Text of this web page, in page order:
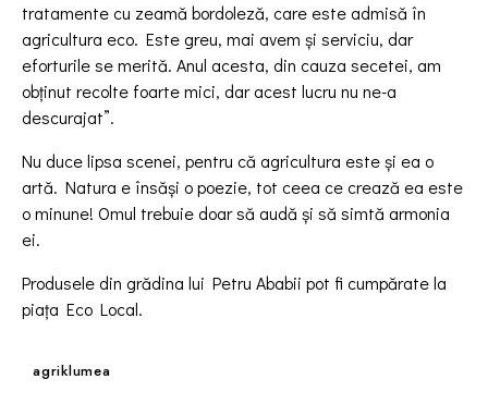
tratamente cu zeamă bordoleză, care este admisă în
agricultura eco. Este greu, mai avem și serviciu, dar
eforturile se merită. Anul acesta, din cauza secetei, am
obținut recolte foarte mici, dar acest lucru nu ne-a
descurajat”.
Nu duce lipsa scenei, pentru că agricultura este și ea o
artă. Natura e însăși o poezie, tot ceea ce crează ea este
o minune! Omul trebuie doar să audă și să simtă armonia
ei.
Produsele din grădina lui Petru Ababii pot fi cumpărate la
piața Eco Local.
agriklumea